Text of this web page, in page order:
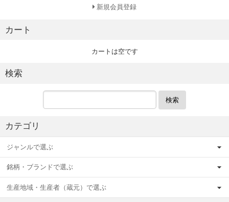
新規会員登録
カート
カートは空です
検索
検索
カテゴリ
ジャンルで選ぶ
銘柄・ブランドで選ぶ
生産地域・生産者（蔵元）で選ぶ